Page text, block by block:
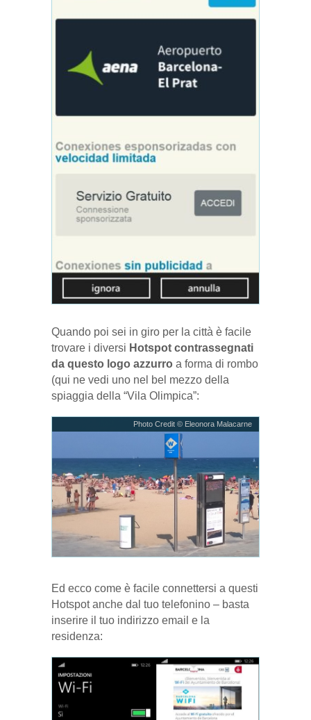
Quando poi sei in giro per la città è facile
trovare i diversi Hotspot contrassegnati
da questo logo azzurro a forma di rombo
(qui ne vedi uno nel bel mezzo della
spiaggia della “Vila Olimpica”:
Photo Credit © Eleonora Malacarne
Ed ecco come è facile connettersi a questi
Hotspot anche dal tuo telefonino – basta
inserire il tuo indirizzo email e la
residenza: